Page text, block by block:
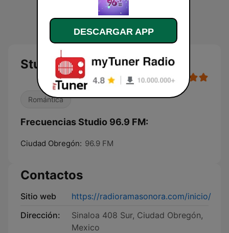
Studio 96.9 FM en vivo
Romántica
Frecuencias Studio 96.9 FM:
Ciudad Obregón: 96.9 FM
Contactos
Sitio web
https://radioramasonora.com/inicio/
Dirección:
Sinaloa 408 Sur, Ciudad Obregón,
Mexico
DESCARGAR APP